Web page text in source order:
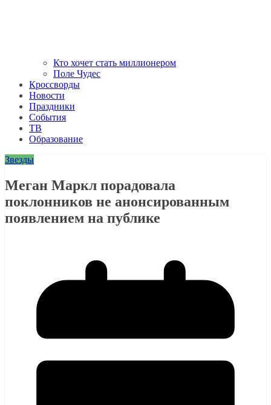
Кто хочет стать миллионером
Поле Чудес
Кроссворды
Новости
Праздники
События
ТВ
Образование
Звезды
Меган Маркл порадовала
поклонников не анонсированным
появлением на публике